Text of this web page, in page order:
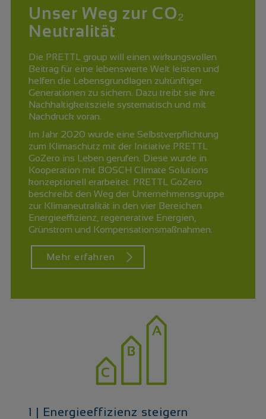
Unser Weg zur CO₂
Neutralität
Die PRETTL group will einen wirkungsvollen
Beitrag für eine lebenswerte Welt leisten und
helfen die Lebensgrundlagen zukünftiger
Generationen zu sichern. Dazu treibt sie ihre
Nachhaltigkeitsziele systematisch und mit
Nachdruck voran.
Im Jahr 2020 wurde eine Selbstverpflichtung
zum Klimaschutz mit der Initiative PRETTL
GoZero ins Leben gerufen. Diese wurde in
Kooperation mit BOSCH Climate Solutions
konzeptionell erarbeitet. PRETTL GoZero
beschreibt den Weg der Unternehmensgruppe
zur Klimaneutralität in den vier Bereichen
Energieeffizienz, regenerative Energien,
Grünstrom und Kompensationsmaßnahmen.
Mehr erfahren
1 | Energieeffizienz steigern